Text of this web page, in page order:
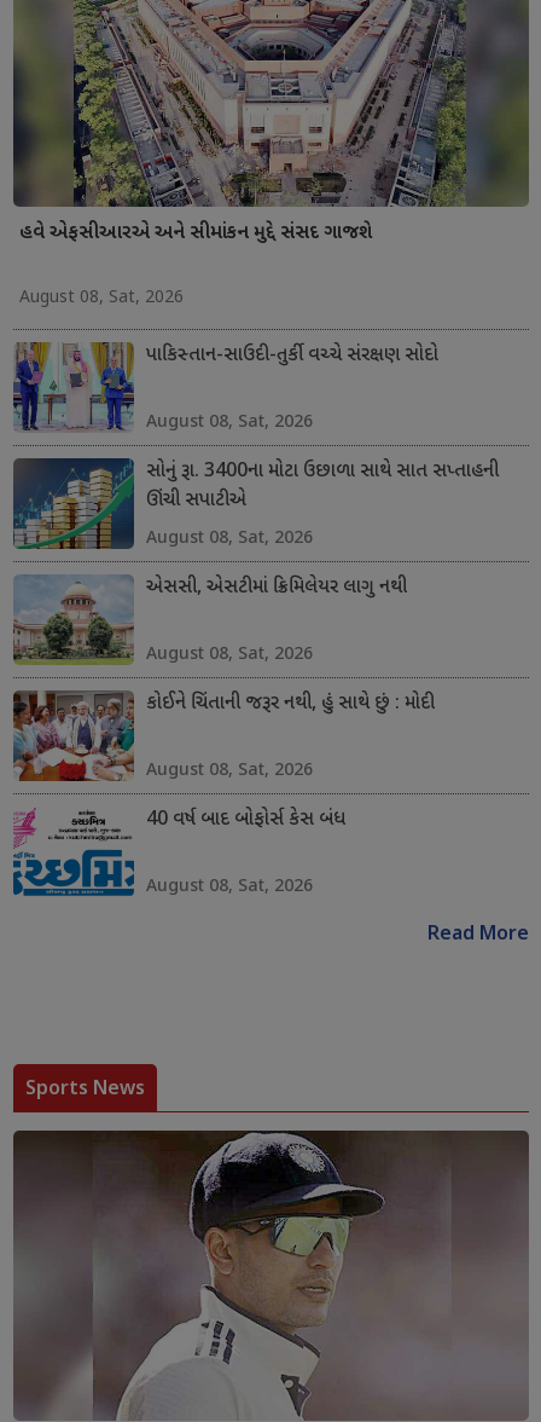
હવે એફસીઆરએ અને સીમાંકન મુદ્દે સંસદ ગાજશે
August 08, Sat, 2026
પાકિસ્તાન-સાઉદી-તુર્કી વચ્ચે સંરક્ષણ સોદો
August 08, Sat, 2026
સોનું રૂા. 3400ના મોટા ઉછાળા સાથે સાત સપ્તાહની
ઊંચી સપાટીએ
August 08, Sat, 2026
એસસી, એસટીમાં ક્રિમિલેયર લાગુ નથી
August 08, Sat, 2026
કોઈને ચિંતાની જરૂર નથી, હું સાથે છું : મોદી
August 08, Sat, 2026
40 વર્ષ બાદ બોફોર્સ કેસ બંધ
August 08, Sat, 2026
Read More
Sports News